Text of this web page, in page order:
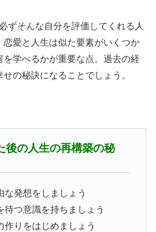
ずそんな自分を評価してくれる人
愛と人生は似た要素がいくつか
学べるかが重要な点。過去の経
の秘訣になることでしょう。
後の人生の再構築の秘
な発想をしましょう
待つ意識を持ちましょう
作りをはじめましょう